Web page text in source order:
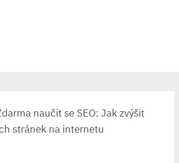
naučit se SEO: Jak zvýšit
stránek na internetu